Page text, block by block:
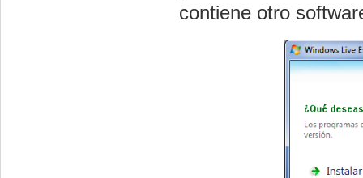
contiene otro